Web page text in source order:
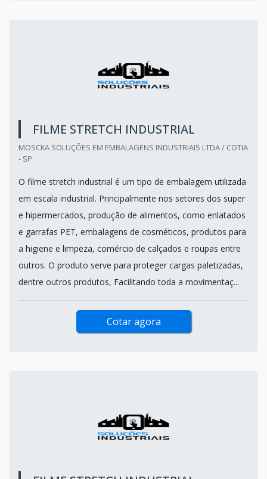
FILME STRETCH INDUSTRIAL
MOSCKA SOLUÇÕES EM EMBALAGENS INDUSTRIAIS LTDA / COTIA
- SP
O filme stretch industrial é um tipo de embalagem utilizada
em escala industrial. Principalmente nos setores dos super
e hipermercados, produção de alimentos, como enlatados
e garrafas PET, embalagens de cosméticos, produtos para
a higiene e limpeza, comércio de calçados e roupas entre
outros. O produto serve para proteger cargas paletizadas,
dentre outros produtos, Facilitando toda a movimentaç...
Cotar agora